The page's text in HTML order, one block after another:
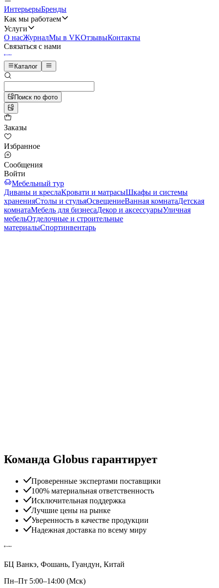
ИнтерьерыБренды
Как мы работаем
Услуги
О насЖурналМы в VKОтзывыКонтакты
Связаться с нами
Каталог
Поиск по фото
Заказы
Избранное
Сообщения
Войти
Мебельный тур
Диваны и креслаКровати и матрасыШкафы и системы
храненияСтолы и стульяОсвещениеВанная комнатаДетская
комнатаМебель для бизнесаДекор и аксессуарыУличная
мебельОтделочные и строительные
материалыСпортинвентарь
Команда Globus гарантирует
Проверенные экспертами поставщики
100% материальная ответственность
Исключительная поддержка
Лучшие цены на рынке
Уверенность в качестве продукции
Надежная доставка по всему миру
БЦ Ванкэ, Фошань, Гуандун, Китай
Пн–Пт 5:00–14:00 (Мск)